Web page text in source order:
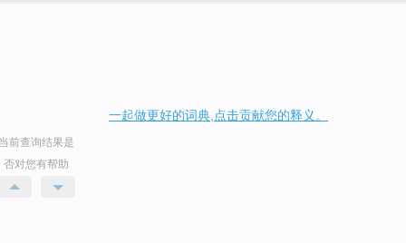
前查询结果是
否对您有帮助
一起做更好的词典,点击贡献您的释义。